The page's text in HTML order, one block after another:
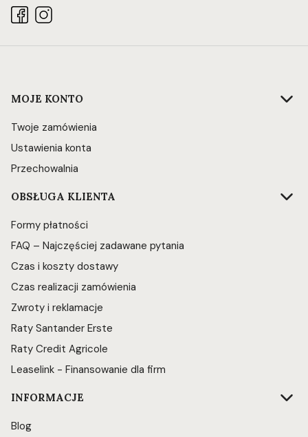
Linki w stopce
MOJE KONTO
Twoje zamówienia
Ustawienia konta
Przechowalnia
OBSŁUGA KLIENTA
Formy płatności
FAQ – Najczęściej zadawane pytania
Czas i koszty dostawy
Czas realizacji zamówienia
Zwroty i reklamacje
Raty Santander Erste
Raty Credit Agricole
Leaselink - Finansowanie dla firm
INFORMACJE
Blog